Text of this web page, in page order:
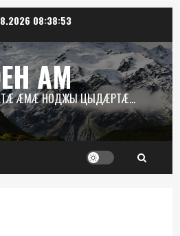
08:38:54
АМ
ÆМÆ НОДЖЫ ЦЫДÆРТÆ…